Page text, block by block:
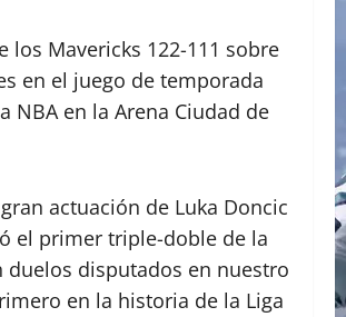
los Mavericks 122-111 sobre
en el juego de temporada
NBA en la Arena Ciudad de
actuación de Luka Doncic
el primer triple-doble de la
duelos disputados en nuestro
en la historia de la Liga